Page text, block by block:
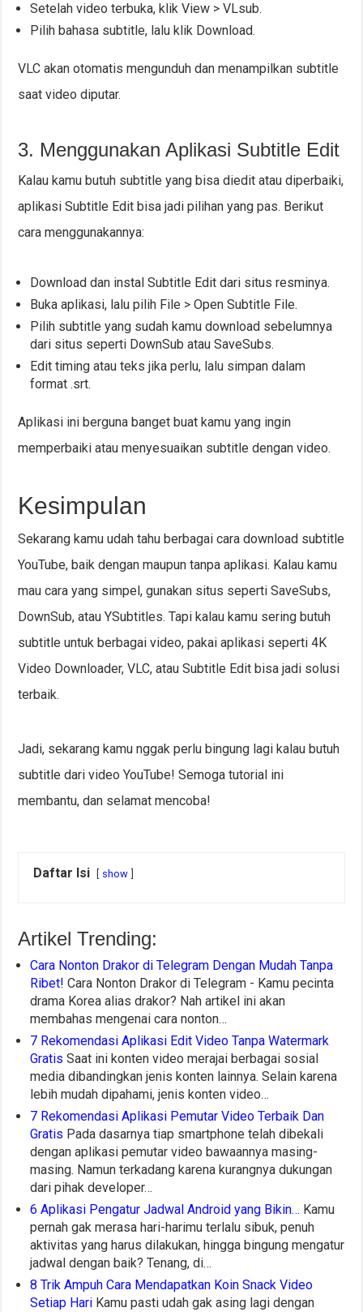
Setelah video terbuka, klik View > VLsub.
Pilih bahasa subtitle, lalu klik Download.
VLC akan otomatis mengunduh dan menampilkan subtitle
saat video diputar.
3. Menggunakan Aplikasi Subtitle Edit
Kalau kamu butuh subtitle yang bisa diedit atau diperbaiki,
aplikasi Subtitle Edit bisa jadi pilihan yang pas. Berikut
cara menggunakannya:
Download dan instal Subtitle Edit dari situs resminya.
Buka aplikasi, lalu pilih File > Open Subtitle File.
Pilih subtitle yang sudah kamu download sebelumnya
dari situs seperti DownSub atau SaveSubs.
Edit timing atau teks jika perlu, lalu simpan dalam
format .srt.
Aplikasi ini berguna banget buat kamu yang ingin
memperbaiki atau menyesuaikan subtitle dengan video.
Kesimpulan
Sekarang kamu udah tahu berbagai cara download subtitle
YouTube, baik dengan maupun tanpa aplikasi. Kalau kamu
mau cara yang simpel, gunakan situs seperti SaveSubs,
DownSub, atau YSubtitles. Tapi kalau kamu sering butuh
subtitle untuk berbagai video, pakai aplikasi seperti 4K
Video Downloader, VLC, atau Subtitle Edit bisa jadi solusi
terbaik.
Jadi, sekarang kamu nggak perlu bingung lagi kalau butuh
subtitle dari video YouTube! Semoga tutorial ini
membantu, dan selamat mencoba!
Daftar Isi show
Artikel Trending:
Cara Nonton Drakor di Telegram Dengan Mudah Tanpa
Ribet! Cara Nonton Drakor di Telegram - Kamu pecinta
drama Korea alias drakor? Nah artikel ini akan
membahas mengenai cara nonton…
7 Rekomendasi Aplikasi Edit Video Tanpa Watermark
Gratis Saat ini konten video merajai berbagai sosial
media dibandingkan jenis konten lainnya. Selain karena
lebih mudah dipahami, jenis konten video…
7 Rekomendasi Aplikasi Pemutar Video Terbaik Dan
Gratis Pada dasarnya tiap smartphone telah dibekali
dengan aplikasi pemutar video bawaannya masing-
masing. Namun terkadang karena kurangnya dukungan
dari pihak developer…
6 Aplikasi Pengatur Jadwal Android yang Bikin… Kamu
pernah gak merasa hari-harimu terlalu sibuk, penuh
aktivitas yang harus dilakukan, hingga bingung mengatur
jadwal dengan baik? Tenang, di…
8 Trik Ampuh Cara Mendapatkan Koin Snack Video
Setiap Hari Kamu pasti udah gak asing lagi dengan